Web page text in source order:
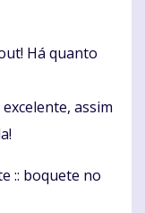
Há quanto
assim
:: boquete no